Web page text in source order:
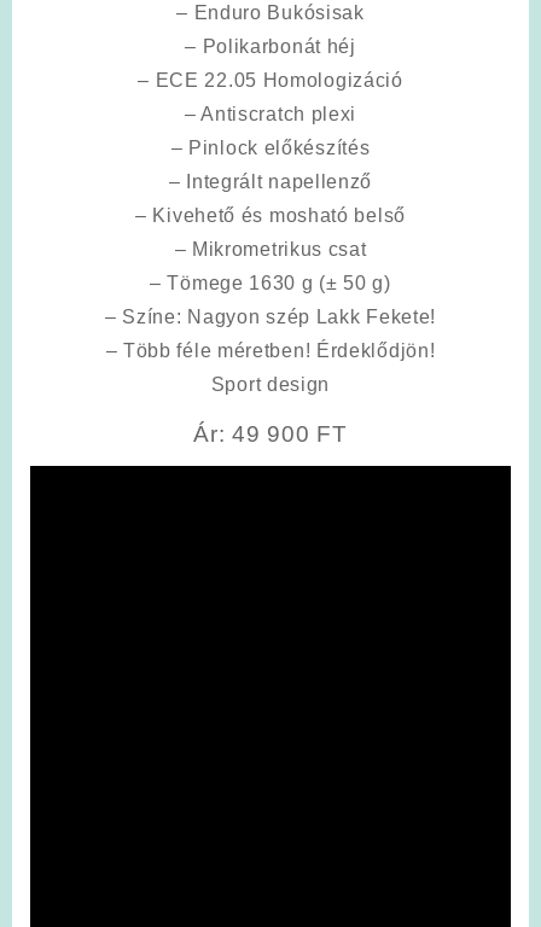
– Enduro Bukósisak
– Polikarbonát héj
– ECE 22.05 Homologizáció
– Antiscratch plexi
– Pinlock előkészítés
– Integrált napellenző
– Kivehető és mosható belső
– Mikrometrikus csat
– Tömege 1630 g (± 50 g)
– Színe: Nagyon szép Lakk Fekete!
– Több féle méretben! Érdeklődjön!
Sport design
Ár: 49 900 FT